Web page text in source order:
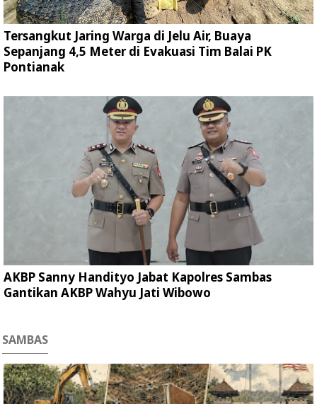
Tersangkut Jaring Warga di Jelu Air, Buaya
Sepanjang 4,5 Meter di Evakuasi Tim Balai PK
Pontianak
AKBP Sanny Handityo Jabat Kapolres Sambas
Gantikan AKBP Wahyu Jati Wibowo
SAMBAS